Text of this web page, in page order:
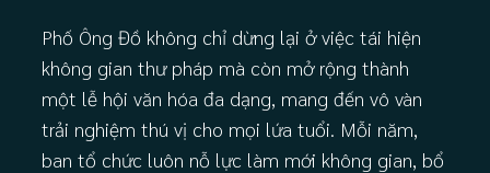
Phố Ông Đồ không chỉ dừng lại ở việc tái hiện
không gian thư pháp mà còn mở rộng thành
một lễ hội văn hóa đa dạng, mang đến vô vàn
trải nghiệm thú vị cho mọi lứa tuổi. Mỗi năm,
ban tổ chức luôn nỗ lực làm mới không gian, bổ